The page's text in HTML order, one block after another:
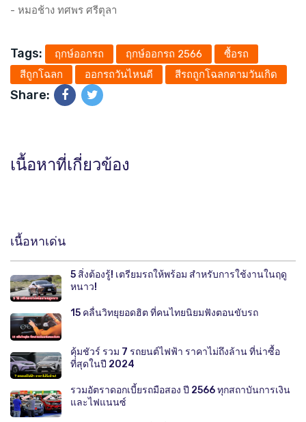
- หมอช้าง ทศพร ศรีตุลา
Tags: ฤกษ์ออกรถ ฤกษ์ออกรถ 2566
ซื้อรถ
สีถูกโฉลก
ออกรถวันไหนดี สีรถถูกโฉลกตามวันเกิด
Share:
เนื้อหาที่เกี่ยวข้อง
เนื้อหาเด่น
5 สิ่งต้องรู้! เตรียมรถให้พร้อม สำหรับการใช้งานในฤดู
หนาว!
15 คลื่นวิทยุยอดฮิต ที่คนไทยนิยมฟังตอนขับรถ
คุ้มชัวร์ รวม 7 รถยนต์ไฟฟ้า ราคาไม่ถึงล้าน ที่น่าซื้อ
ที่สุดในปี 2024
รวมอัตราดอกเบี้ยรถมือสอง ปี 2566 ทุกสถาบันการเงิน
และไฟแนนซ์